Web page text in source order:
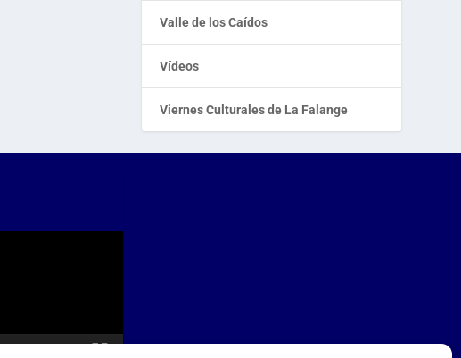
Valle de los Caídos
Vídeos
Viernes Culturales de La Falange